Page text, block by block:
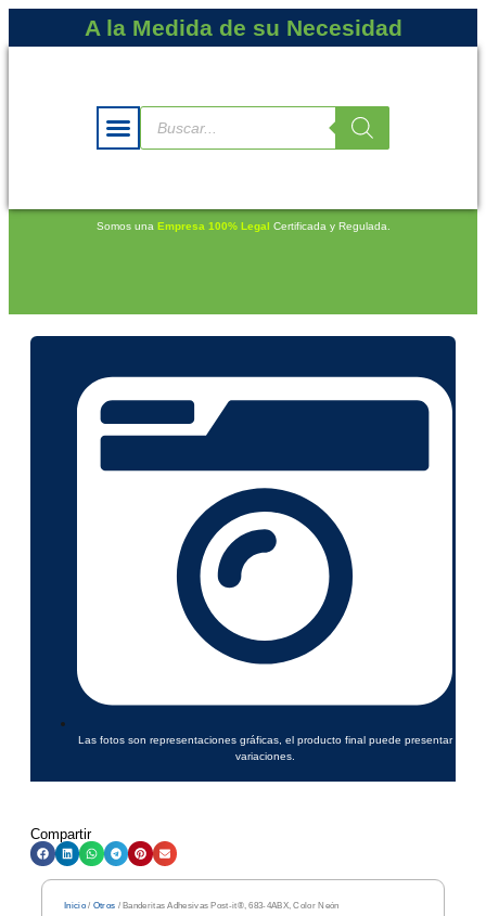
A la Medida de su Necesidad
Somos una Empresa 100% Legal Certificada y Regulada.
Las fotos son representaciones gráficas, el producto final puede presentar
variaciones.
Compartir
Inicio/ Otros / Banderitas Adhesivas Post-it®, 683-4ABX, Color Neón